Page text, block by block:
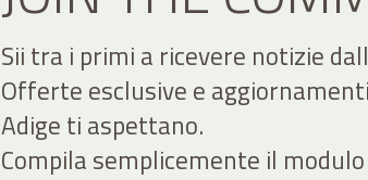
Sii tra i primi a ricevere notizie
Offerte esclusive e
Adige ti aspettano.
Compila semplicemente il